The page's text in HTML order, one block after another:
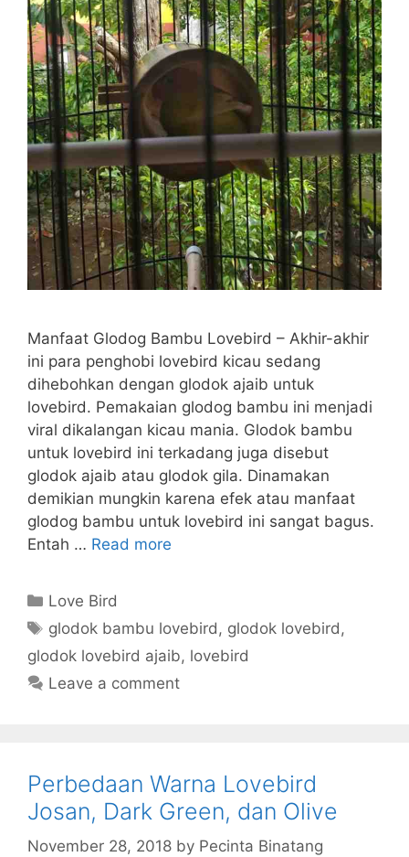
Manfaat Glodog Bambu Lovebird – Akhir-akhir
ini para penghobi lovebird kicau sedang
dihebohkan dengan glodok ajaib untuk
lovebird. Pemakaian glodog bambu ini menjadi
viral dikalangan kicau mania. Glodok bambu
untuk lovebird ini terkadang juga disebut
glodok ajaib atau glodok gila. Dinamakan
demikian mungkin karena efek atau manfaat
glodog bambu untuk lovebird ini sangat bagus.
Entah … Read more
Categories
Love Bird
Tags
glodok bambu lovebird , glodok lovebird ,
glodok lovebird ajaib, lovebird
Leave a comment
Perbedaan Warna Lovebird
Josan, Dark Green, dan Olive
November 28, 2018 by Pecinta Binatang